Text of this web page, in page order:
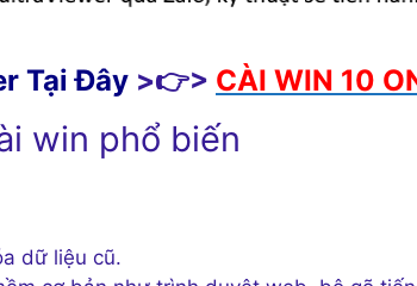
Tại Đây >👉> CÀI WIN 10
win phổ biến
dữ liệu cũ.